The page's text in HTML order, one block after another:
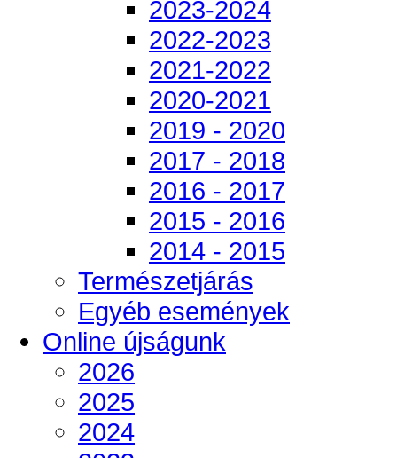
2023-2024
2022-2023
2021-2022
2020-2021
2019 - 2020
2017 - 2018
2016 - 2017
2015 - 2016
2014 - 2015
Természetjárás
Egyéb események
Online újságunk
2026
2025
2024